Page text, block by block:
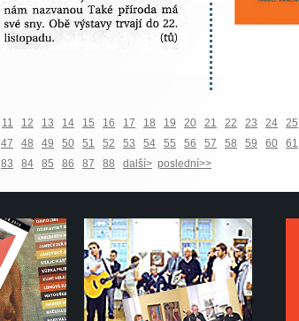
11 12 13 14 15 16 17 18 19 20 21 22 23 24
25
47 48 49 50 51 52 53 54 55 56 57 58 59 60
61
83 84 85 86 87 88 další> poslední>>